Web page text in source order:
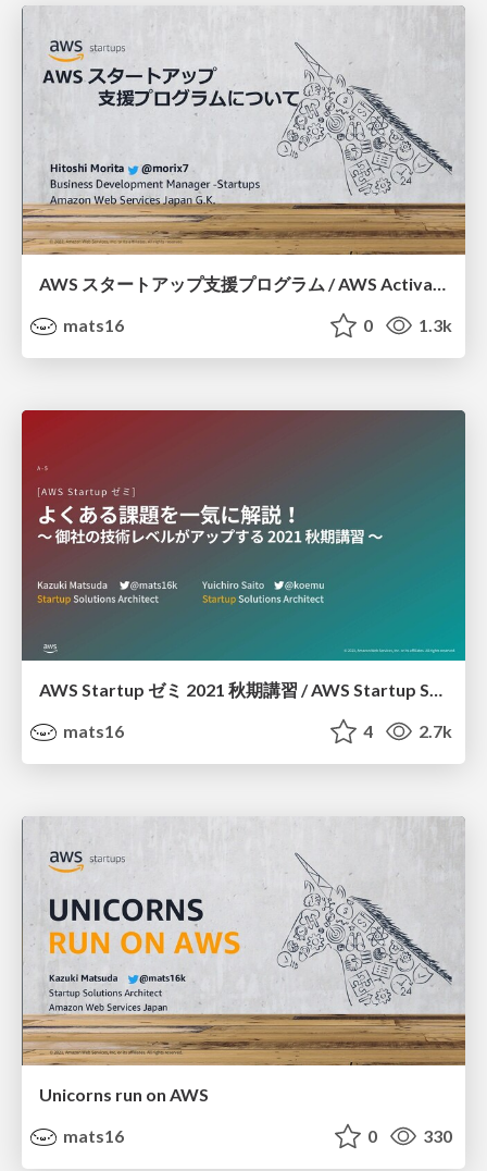
AWS スタートアップ支援プログラム / AWS Activate
mats16
0 1.3k
AWS Startup ゼミ 2021 秋期講習 / AWS Startup Seminar 2021 Autumn class - AWS Dev Day
mats16
4 2.7k
Unicorns run on AWS
mats16
0 330